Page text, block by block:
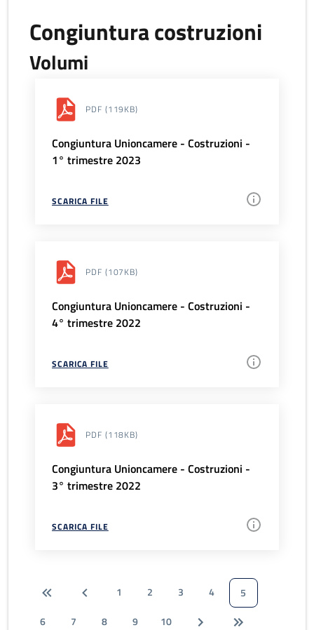
Congiuntura costruzioni
Volumi
PDF (119KB)
Congiuntura Unioncamere - Costruzioni -
1° trimestre 2023
SCARICA FILE
PDF (107KB)
Congiuntura Unioncamere - Costruzioni -
4° trimestre 2022
SCARICA FILE
PDF (118KB)
Congiuntura Unioncamere - Costruzioni -
3° trimestre 2022
SCARICA FILE
1 2 3 4
5
6
7 8 9 10